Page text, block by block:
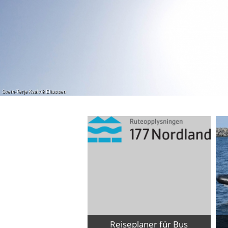
Svein-Terje Kvalvik Eliassen
Reiseplaner für Bus